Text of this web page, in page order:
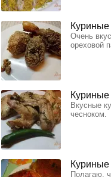
Куриные
Очень
ореховой
Вкусные
чесноком.
Куриные
Полагаю,